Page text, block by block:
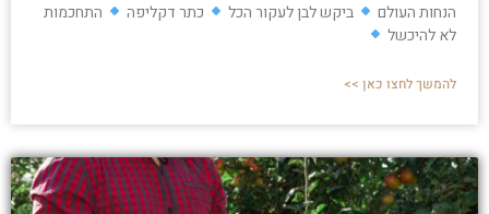
הנחות העולם ביקש לבן לעקור הכל כתר דקליפה
התחכמות
לא להיכשל
להמשך לחצו כאן >>